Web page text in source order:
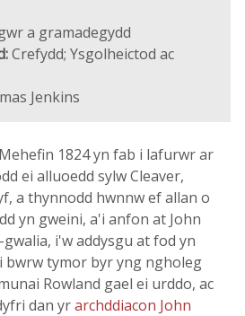
a gramadegydd
Crefydd; Ysgolheictod ac
Jenkins
1824 yn fab i lafurwr ar
ei alluoedd sylw Cleaver,
a thynnodd hwnnw ef allan o
yn gweini, a'i anfon at John
i'w addysgu at fod yn
bwrw tymor byr yng ngholeg
Rowland gael ei urddo, ac
dan yrarchddiacon John